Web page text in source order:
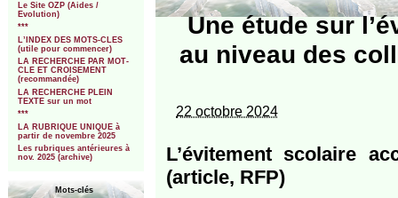
Le Site OZP (Aides /
Evolution)
***
L’INDEX DES MOTS-CLES
(utile pour commencer)
LA RECHERCHE PAR MOT-
CLE ET CROISEMENT
(recommandée)
LA RECHERCHE PLEIN
TEXTE sur un mot
***
LA RUBRIQUE UNIQUE à
partir de novembre 2025
Les rubriques antérieures à
nov. 2025 (archive)
Mots-clés
Une étude sur
au niveau des
22 octobre 2024
L’évitement scolaire
(article, RFP)